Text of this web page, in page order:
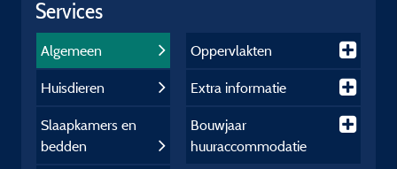
Services
Algemeen
Huisdieren
Slaapkamers en
bedden
Oppervlakten
Extra informatie
Bouwjaar
huuraccommodatie